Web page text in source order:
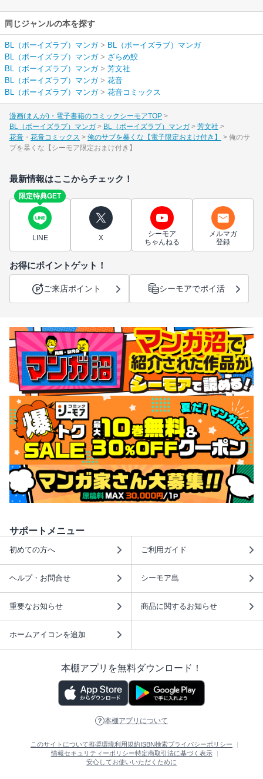
同じジャンルの本を探す
BL（ボーイズラブ）マンガ> BL（ボーイズラブ）マンガ
BL（ボーイズラブ）マンガ> ざらめ鮫
BL（ボーイズラブ）マンガ> 芳文社
BL（ボーイズラブ）マンガ> 花音
BL（ボーイズラブ）マンガ> 花音コミックス
漫画(まんが)・電子書籍のコミックシーモアTOP
BL（ボーイズラブ）マンガ
BL（ボーイズラブ）マンガ
芳文社
花音
花音コミックス 俺のサブを暴くな【電子限定おまけ付き】
俺のサ
ブを暴くな【シーモア限定おまけ付き】
最新情報はここからチェック！
限定特典GET
LINE X
シーモア
ちゃんねる
メルマガ
登録
お得にポイントゲット！
ご来店ポイント シーモアでポイ活
サポートメニュー
初めての方へ ご利用ガイド
ヘルプ・お問合せ シーモア島
重要なお知らせ 商品に関するお知らせ
ホームアイコンを追加
本棚アプリを無料ダウンロード！
本棚アプリについて
このサイトについて推奨環境利用規約ISBN検索プライバシーポリシー
情報セキュリティーポリシー特定商取引法に基づく表示
安心してお使いいただくために